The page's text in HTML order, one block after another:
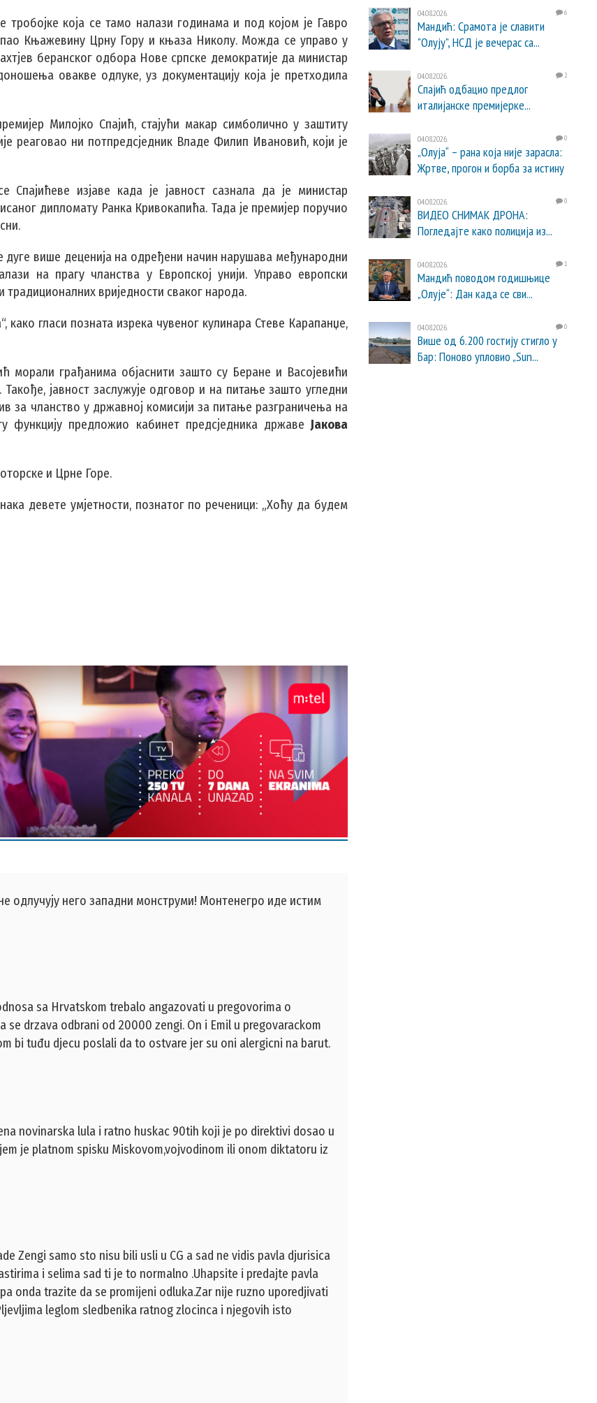
која се тамо налази годинама и под којом је Гавро
Књажевину Црну Гору и књаза Николу. Можда се управо у
беранског одбора Нове српске демократије да министар
овакве одлуке, уз документацију која је претходила
Милојко Спајић, стајући макар симболично у заштиту
реаговао ни потпредсједник Владе Филип Ивановић, који је
изјаве када је јавност сазнала да је министар
дипломату Ранка Кривокапића. Тада је премијер поручио
више деценија на одређени начин нарушава међународни
на прагу чланства у Европској унији. Управо европски
традиционалних вриједности сваког народа.
како гласи позната изрека чувеног кулинара Стеве Карапанџе,
морали грађанима објаснити зашто су Беране и Васојевићи
јавност заслужује одговор и на питање зашто угледни
за чланство у државној комисији за питање разграничења на
предложио кабинет предсједника државе Јакова
и Црне Горе.
девете умјетности, познатог по реченици: „Хоћу да будем
одлучују него западни монструми! Монтенегро иде истим
sa Hrvatskom trebalo angazovati u pregovorima o
drzava odbrani od 20000 zengi. On i Emil u pregovarackom
bi tuđu djecu poslali da to ostvare jer su oni alergicni na barut.
novinarska lula i ratno huskac 90tih koji je po direktivi dosao u
je platnom spisku Miskovom,vojvodinom ili onom diktatoru iz
Zengi samo sto nisu bili usli u CG a sad ne vidis pavla djurisica
i selima sad ti je to normalno .Uhapsite i predajte pavla
onda trazite da se promijeni odluka.Zar nije ruzno uporedjivati
leglom sledbenika ratnog zlocinca i njegovih isto
04.08.2026. 6
Мандић: Срамота је славити
"Олују", НСД је вечерас са...
04.08.2026. 2
Спајић одбацио предлог
италијанске премијерке...
04.08.2026. 0
„Олуја“ – рана која није зарасла:
Жртве, прогон и борба за истину
04.08.2026. 0
ВИДЕО СНИМАК ДРОНА:
Погледајте како полиција из...
04.08.2026. 1
Мандић поводом годишњице
„Олује“: Дан када се сви...
04.08.2026. 0
Више од 6.200 гостију стигло у
Бар: Поново упловио „Sun...